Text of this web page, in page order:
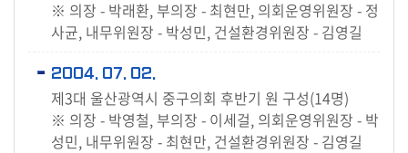
※ 의장 - 박래환, 부의장 - 최현만, 의회운영위원장 - 정
사균, 내무위원장 - 박성민, 건설환경위원장 - 김영길
2004. 07. 02.
제3대 울산광역시 중구의회 후반기 원 구성(14명)
※ 의장 - 박영철, 부의장 - 이세걸, 의회운영위원장 - 박
성민, 내무위원장 - 최현만, 건설환경위원장 - 김영길